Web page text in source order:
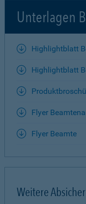
Unterlagen
Highlightblatt
Highlightblatt
Flyer
Flyer Beamte
Weitere